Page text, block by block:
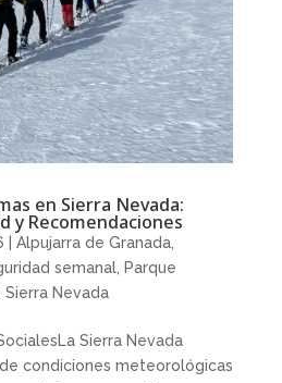
en Sierra Nevada:
y Recomendaciones
Alpujarra de Granada,
semanal, Parque
Nevada
Sierra Nevada
condiciones meteorológicas